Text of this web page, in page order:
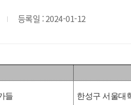
등록일 : 2024-01-12
들 한성구 서울대